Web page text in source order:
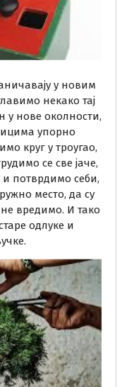
у новим
некако тај
у нове околности,
упорно
круг у троугао,
се све јаче,
потврдимо себи,
место, да су
вредимо. И тако
одлуке и